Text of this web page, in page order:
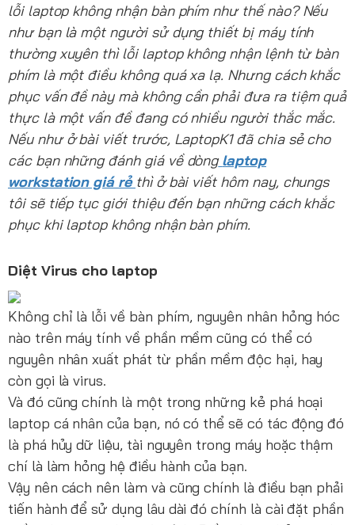
lỗi laptop không nhận bàn phím như thế nào? Nếu
như bạn là một người sử dụng thiết bị máy tính
thường xuyên thì lỗi laptop không nhận lệnh từ bàn
phím là một điều không quá xa lạ. Nhưng cách khắc
phục vấn đề này mà không cần phải đưa ra tiệm quả
thực là một vấn đề đang có nhiều người thắc mắc.
Nếu như ở bài viết trước, LaptopK1 đã chia sẻ cho
các bạn những đánh giá về dòng laptop
workstation giá rẻ thì ở bài viết hôm nay, chungs
tôi sẽ tiếp tục giới thiệu đến bạn những cách khắc
phục khi laptop không nhận bàn phím.
Diệt Virus cho laptop
Không chỉ là lỗi về bàn phím, nguyên nhân hỏng hóc
nào trên máy tính về phần mềm cũng có thể có
nguyên nhân xuất phát từ phần mềm độc hại, hay
còn gọi là virus.
Và đó cũng chính là một trong những kẻ phá hoại
laptop cá nhân của bạn, nó có thể sẽ có tác động đó
là phá hủy dữ liệu, tài nguyên trong máy hoặc thậm
chí là làm hỏng hệ điều hành của bạn.
Vậy nên cách nên làm và cũng chính là điều bạn phải
tiến hành để sử dụng lâu dài đó chính là cài đặt phần